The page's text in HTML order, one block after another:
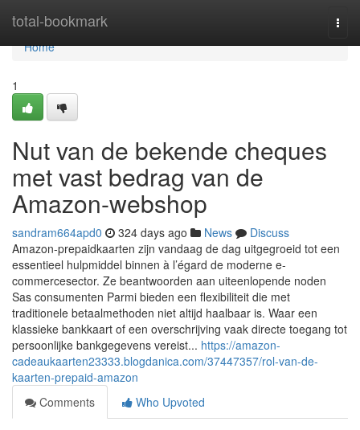
total-bookmark
Home
Home
1
Nut van de bekende cheques
met vast bedrag van de
Amazon-webshop
sandram664apd0 324 days ago News
Discuss
Amazon-prepaidkaarten zijn vandaag de dag uitgegroeid tot een
essentieel hulpmiddel binnen à l’égard de moderne e-
commercesector. Ze beantwoorden aan uiteenlopende noden
Sas consumenten Parmi bieden een flexibiliteit die met
traditionele betaalmethoden niet altijd haalbaar is. Waar een
klassieke bankkaart of een overschrijving vaak directe toegang tot
persoonlijke bankgegevens vereist... https://amazon-
cadeaukaarten23333.blogdanica.com/37447357/rol-van-de-
kaarten-prepaid-amazon
Comments
Who Upvoted